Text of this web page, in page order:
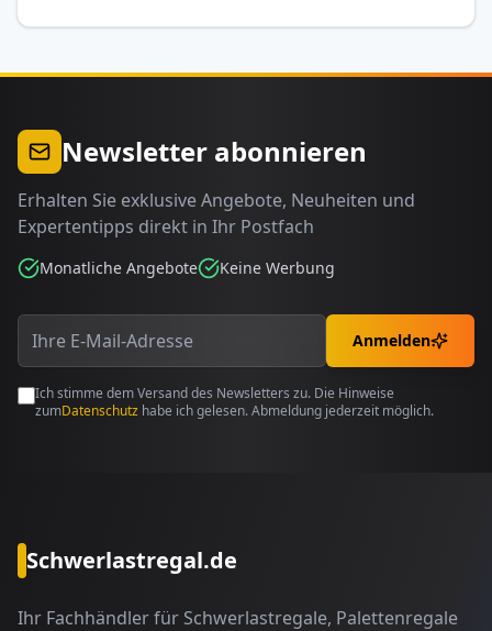
Newsletter abonnieren
Erhalten Sie exklusive Angebote, Neuheiten und
Expertentipps direkt in Ihr Postfach
Monatliche Angebote Keine Werbung
Anmelden
Ich stimme dem Versand des Newsletters zu. Die Hinweise
zumDatenschutz habe ich gelesen. Abmeldung jederzeit möglich.
Schwerlastregal.de
Ihr Fachhändler für Schwerlastregale, Palettenregale